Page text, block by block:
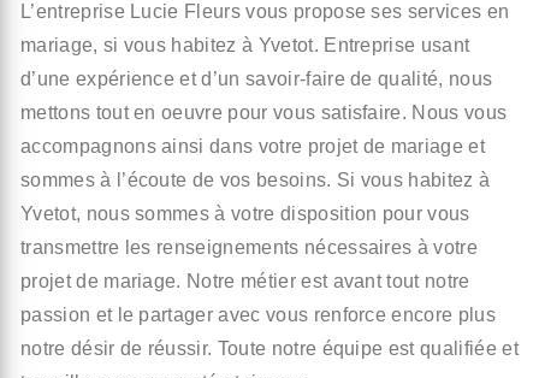
L’entreprise Lucie Fleurs vous propose ses services en
mariage, si vous habitez à Yvetot. Entreprise usant
d’une expérience et d’un savoir-faire de qualité, nous
mettons tout en oeuvre pour vous satisfaire. Nous vous
accompagnons ainsi dans votre projet de mariage et
sommes à l’écoute de vos besoins. Si vous habitez à
Yvetot, nous sommes à votre disposition pour vous
transmettre les renseignements nécessaires à votre
projet de mariage. Notre métier est avant tout notre
passion et le partager avec vous renforce encore plus
notre désir de réussir. Toute notre équipe est qualifiée et